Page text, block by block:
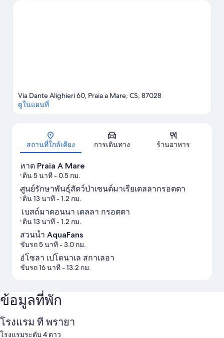
ปลา
แผนที่
Via Dante Alighieri 60, Praia a Mare, CS, 87028
ดูในแผนที่
สถานที่ใกล้เคียง การเดินทาง ร้านอาหาร
หาด Praia A Mare
เดิน 5 นาที- 0.5 กม.
ศูนย์รักษาพันธุ์สัตว์ป่าเซนต์มาเรียเดลลากรอตตา
เดิน 13 นาที- 1.2 กม.
โบสถ์มาดอนนา เดลลา กรอตตา
เดิน 13 นาที- 1.2 กม.
สวนน้ำ AquaFans
ขับรถ 5 นาที- 3.0 กม.
อิโซลา เปโดนาเล สกาเลอา
ขับรถ 16 นาที- 13.2 กม.
ข้อมูลที่พัก
โรงแรม ที พรายา
โรงแรมระดับ 4 ดาว